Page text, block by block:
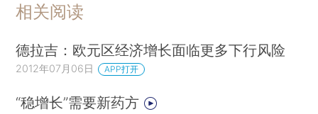
相关阅读
德拉吉：欧元区经济增长面临更多下行风险
2012年07月06日 APP打开
“稳增长”需要新药方